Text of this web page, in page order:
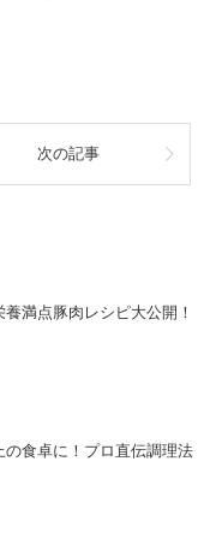
次の記事
満点豚肉レシピ大公開！
食卓に！プロ直伝調理法